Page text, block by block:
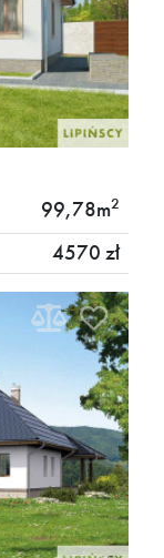
99,78m2
4570 zł